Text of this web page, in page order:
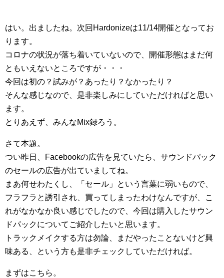
はい。出ましたね。次回Hardonizeは11/14開催となってお
ります。
コロナの状況が落ち着いていないので、開催形態はまだ何
ともいえないところですが・・・
今回は初の？試みが？あったり？なかったり？
そんな感じなので、是非楽しみにしていただければと思い
ます。
とりあえず、みんなMix録ろう。
さて本題。
つい昨日、Facebookの広告を見ていたら、サウンドパック
のセールの広告が出ていましてね。
まあ何せわたくし、「セール」という言葉に弱いもので、
フラフラと誘引され、買ってしまったわけなんですが、こ
れがなかなか良い感じでしたので、今回は購入したサウン
ドパックについてご紹介したいと思います。
トラックメイクする方は勿論、まだやったことないけど興
味ある、という方も是非チェックしていただければ。
まずはこちら。